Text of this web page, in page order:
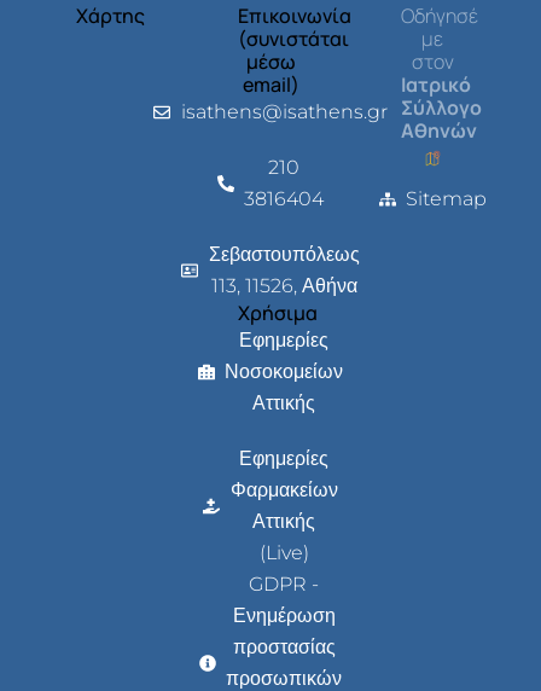
Χάρτης
Επικοινωνία
(συνιστάται
μέσω
email)
isathens@isathens.gr
210
3816404
Σεβαστουπόλεως
113, 11526, Αθήνα
Χρήσιμα
Εφημερίες
Νοσοκομείων
Αττικής
Εφημερίες
Φαρμακείων
Αττικής
(Live)
GDPR -
Ενημέρωση
προστασίας
προσωπικών
Οδήγησέ
με
στον
Ιατρικό
Σύλλογο
Αθηνών
Sitemap